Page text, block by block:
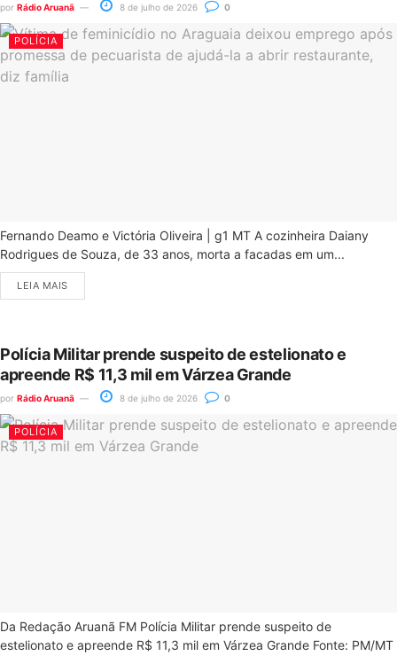
por Rádio Aruanã 8 de julho de 2026 0
POLÍCIA
Fernando Deamo e Victória Oliveira | g1 MT A cozinheira Daiany
Rodrigues de Souza, de 33 anos, morta a facadas em um...
LEIA MAIS
Polícia Militar prende suspeito de estelionato e
apreende R$ 11,3 mil em Várzea Grande
por Rádio Aruanã 8 de julho de 2026 0
POLÍCIA
Da Redação Aruanã FM Polícia Militar prende suspeito de
estelionato e apreende R$ 11,3 mil em Várzea Grande Fonte: PM/MT